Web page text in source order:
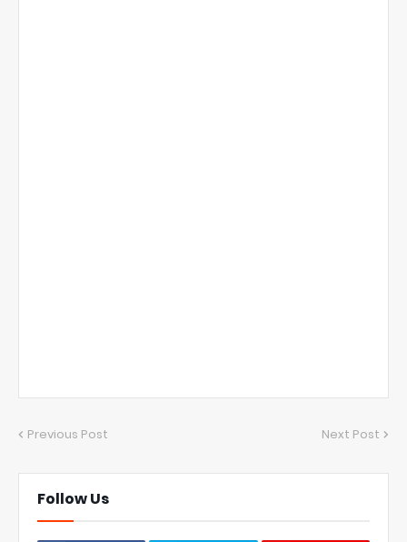
Previous Post Next Post
Follow Us